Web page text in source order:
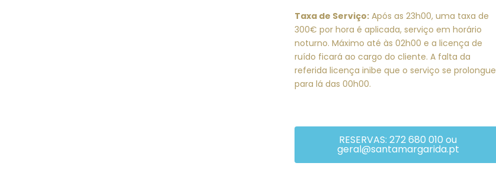
Taxa de Serviço:Após as 23h00, uma taxa de
300€ por hora é aplicada, serviço em horário
noturno. Máximo até às 02h00 e a licença de
ruído ficará ao cargo do cliente. A falta da
referida licença inibe que o serviço se prolongue
para lá das 00h00.
RESERVAS: 272 680 010 ou
geral@santamargarida.pt